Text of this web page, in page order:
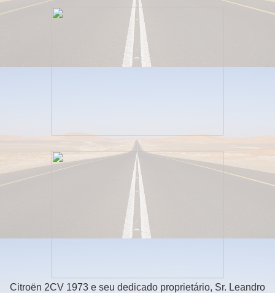
Citroën 2CV 1973 e seu dedicado proprietário, Sr. Leandro